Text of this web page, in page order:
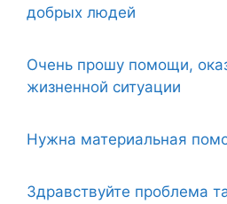
добрых людей
Очень прошу помощи,
жизненной ситуации
Нужна материальная
Здравствуйте проблема